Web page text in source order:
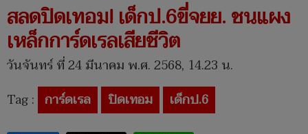
สลดปิดเทอม! เด็กป.6ขี่จยย. ชนแผง
เหล็กการ์ดเรลเสียชีวิต
วันจันทร์ ที่ 24 มีนาคม พ.ศ. 2568, 14.23 น.
Tag : การ์ดเรล ปิดเทอม เด็กป.6